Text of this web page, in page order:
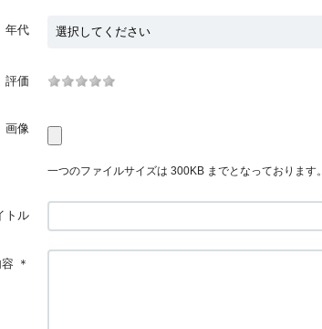
年代
評価
画像
一つのファイルサイズは 300KB までとなっております。
トル
＊